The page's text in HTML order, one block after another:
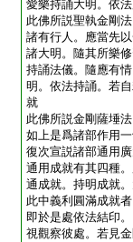
愛樂持誦大明。依
此佛所説聖執金剛
諸有行人。應當先
諸大明。隨其所樂
持誦法儀。隨應有
明。依法持誦。若
就
此佛所説金剛薩埵
如上是爲諸部作用
復次宣説諸部通用
通用成就有其四種
通成就。持明成就
此中義利圓滿成就
即於是處依法結印
視觀察彼處。若見